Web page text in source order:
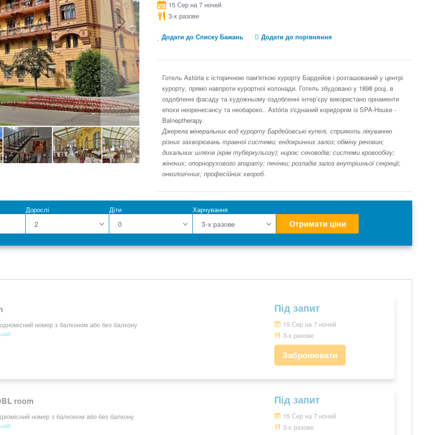
15 Сер на 7 ночей
3-х разове
Додати до Списку Бажань Додати до порівняння
Готель Astória є історичною пам'яткою курорту Бардейов і розташований у центрі
курорту, прямо навпроти курортної колонади. Готель збудовано у 1898 році, в
оздобленні фасаду та художньому оздобленні інтер’єру використано орнаменти
епохи неоренесансу та необароко.. Astória з'єднаний коридором із SPA-House -
Balneptherapy.
Джерела мінеральних вод курорту Бардейовські купелі, сприяють лікуванню
різних захворювань травної системи; ендокринних залоз; обміну речовин;
дихальних шляхів (крім туберкульозу); нирок; сечоводів; системи кровообігу;
жіночих; опорнорухового апарату; печінки; розладів залоз внутрішньої секреції;
онкологічних; професійних хвороб.
Дорослі
2
Діти
0
Харчування
3-х разове Отримати ціни
номер з балконом або без балкону
Під запит
15 Сер на 7 ночей
3-х разове
Забронювати
room
номер з балконом або без балкону
Під запит
15 Сер на 7 ночей
3-х разове